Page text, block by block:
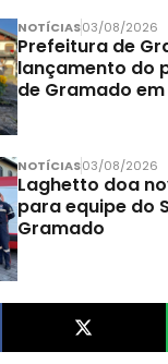
NOTÍCIAS03/08/2026
Prefeitura de
lançamento do
de Gramado
NOTÍCIAS03/08/2026
Laghetto doa
para equipe do
Gramado